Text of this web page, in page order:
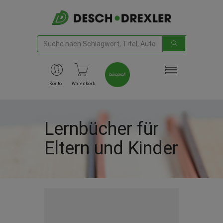
Konto Warenkorb
Lernbücher für
Eltern und Kinder